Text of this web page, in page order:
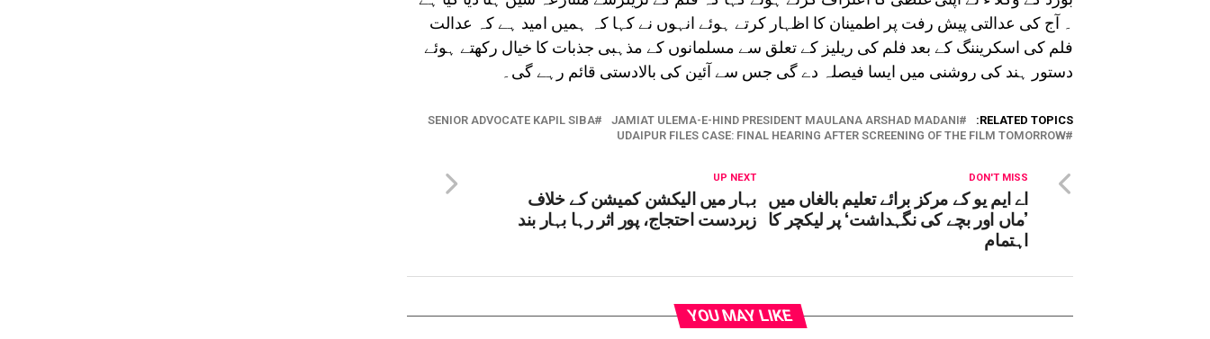
۔ آج کی عدالتی پیش رفت پر اطمینان کا اظہار کرتے ہوئے انہوں نے کہا کہ ہمیں امید ہے کہ عدالت
فلم کی اسکریننگ کے بعد فلم کی ریلیز کے تعلق سے مسلمانوں کے مذہبی جذبات کا خیال رکھتے ہوئے
دستور ہند کی روشنی میں ایسا فیصلہ دے گی جس سے آئین کی بالادستی قائم رہے گی۔
RELATED TOPICS:
JAMIAT ULEMA-E-HIND PRESIDENT MAULANA ARSHAD MADANI
SENIOR ADVOCATE KAPIL SIBA
UDAIPUR FILES CASE: FINAL HEARING AFTER SCREENING OF THE FILM TOMORROW
UP NEXT
بہار میں الیکشن کمیشن کے خلاف
زبردست احتجاج، پور اثر رہا بہار بند
DON'T MISS
اے ایم یو کے مرکز برائے تعلیم بالغاں میں
’ماں اور بچے کی نگہداشت‘ پر لیکچر کا
اہتمام
YOU MAY LIKE